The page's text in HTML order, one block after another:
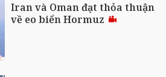
Iran và Oman đạt thỏa thuận
về eo biển Hormuz